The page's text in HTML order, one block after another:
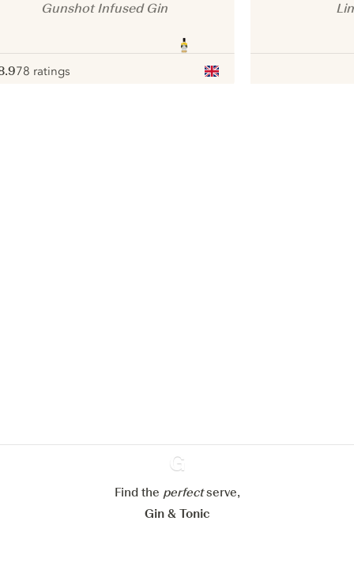
Gunshot Infused Gin
78 ratings
Ginventory
Find the perfectserve,
Gin & Tonic
Mijn cookie-instellingen aanpassen
Alles weigeren Alles aanvaarden